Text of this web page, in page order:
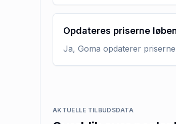
Opdateres priserne
Ja, Goma opdaterer
AKTUELLE TILBUDSDATA